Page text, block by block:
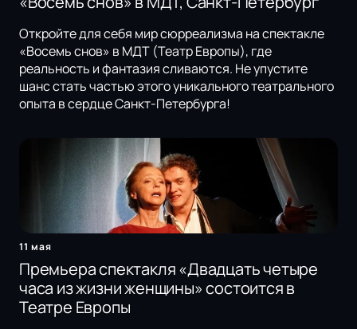
Откройте для себя мир сюрреализма на спектакле
«Восемь снов» в МДТ (Театр Европы), где
реальность и фантазия сливаются. Не упустите
шанс стать частью этого уникального театрального
опыта в сердце Санкт-Петербурга!
11 мая
Премьера спектакля «Двадцать четыре
часа из жизни женщины» состоится в
Театре Европы